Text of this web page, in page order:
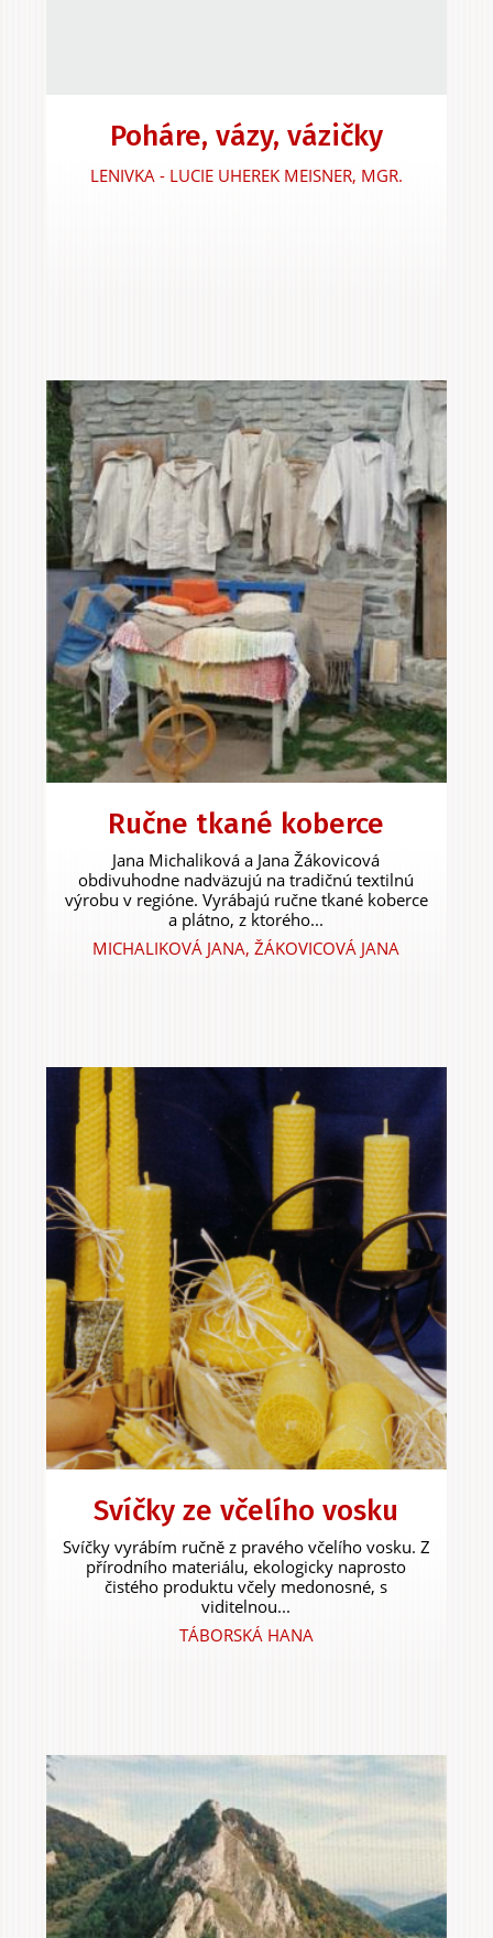
Poháre, vázy, vázičky
LENIVKA - LUCIE UHEREK MEISNER, MGR.
Ručne tkané koberce
Jana Michaliková a Jana Žákovicová
obdivuhodne nadväzujú na tradičnú textilnú
výrobu v regióne. Vyrábajú ručne tkané koberce
a plátno, z ktorého...
MICHALIKOVÁ JANA, ŽÁKOVICOVÁ JANA
Svíčky ze včelího vosku
Svíčky vyrábím ručně z pravého včelího vosku. Z
přírodního materiálu, ekologicky naprosto
čistého produktu včely medonosné, s
viditelnou...
TÁBORSKÁ HANA